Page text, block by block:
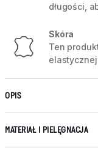
długości,
Skóra
Ten
OPIS
MATERIAŁ I PIELĘGNACJA